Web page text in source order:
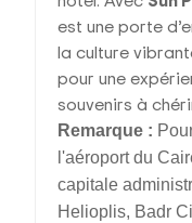
est une porte
la culture
pour une
souvenirs à
Remarque :
l'aéroport du
capitale
Helioplis, Badr